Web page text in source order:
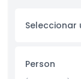
turistas como
experiencia de
sonido y
presentación
Seleccionar
Person